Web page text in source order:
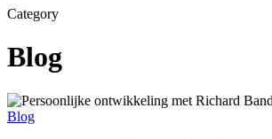
Category
Blog
Blog